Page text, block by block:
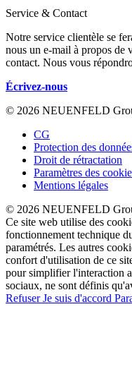
Service & Contact
Notre service clientèle se
nous un e-mail à propos de
contact. Nous vous
Écrivez-nous
© 2026 NEUENFELD
CG
Protection des
Droit de rétractation
Paramètres des
Mentions légales
© 2026 NEUENFELD
Ce site web utilise des
fonctionnement technique
paramétrés. Les autres
confort d'utilisation de ce
pour simplifier l'interaction
sociaux, ne sont définis
RefuserJe suis d'accord